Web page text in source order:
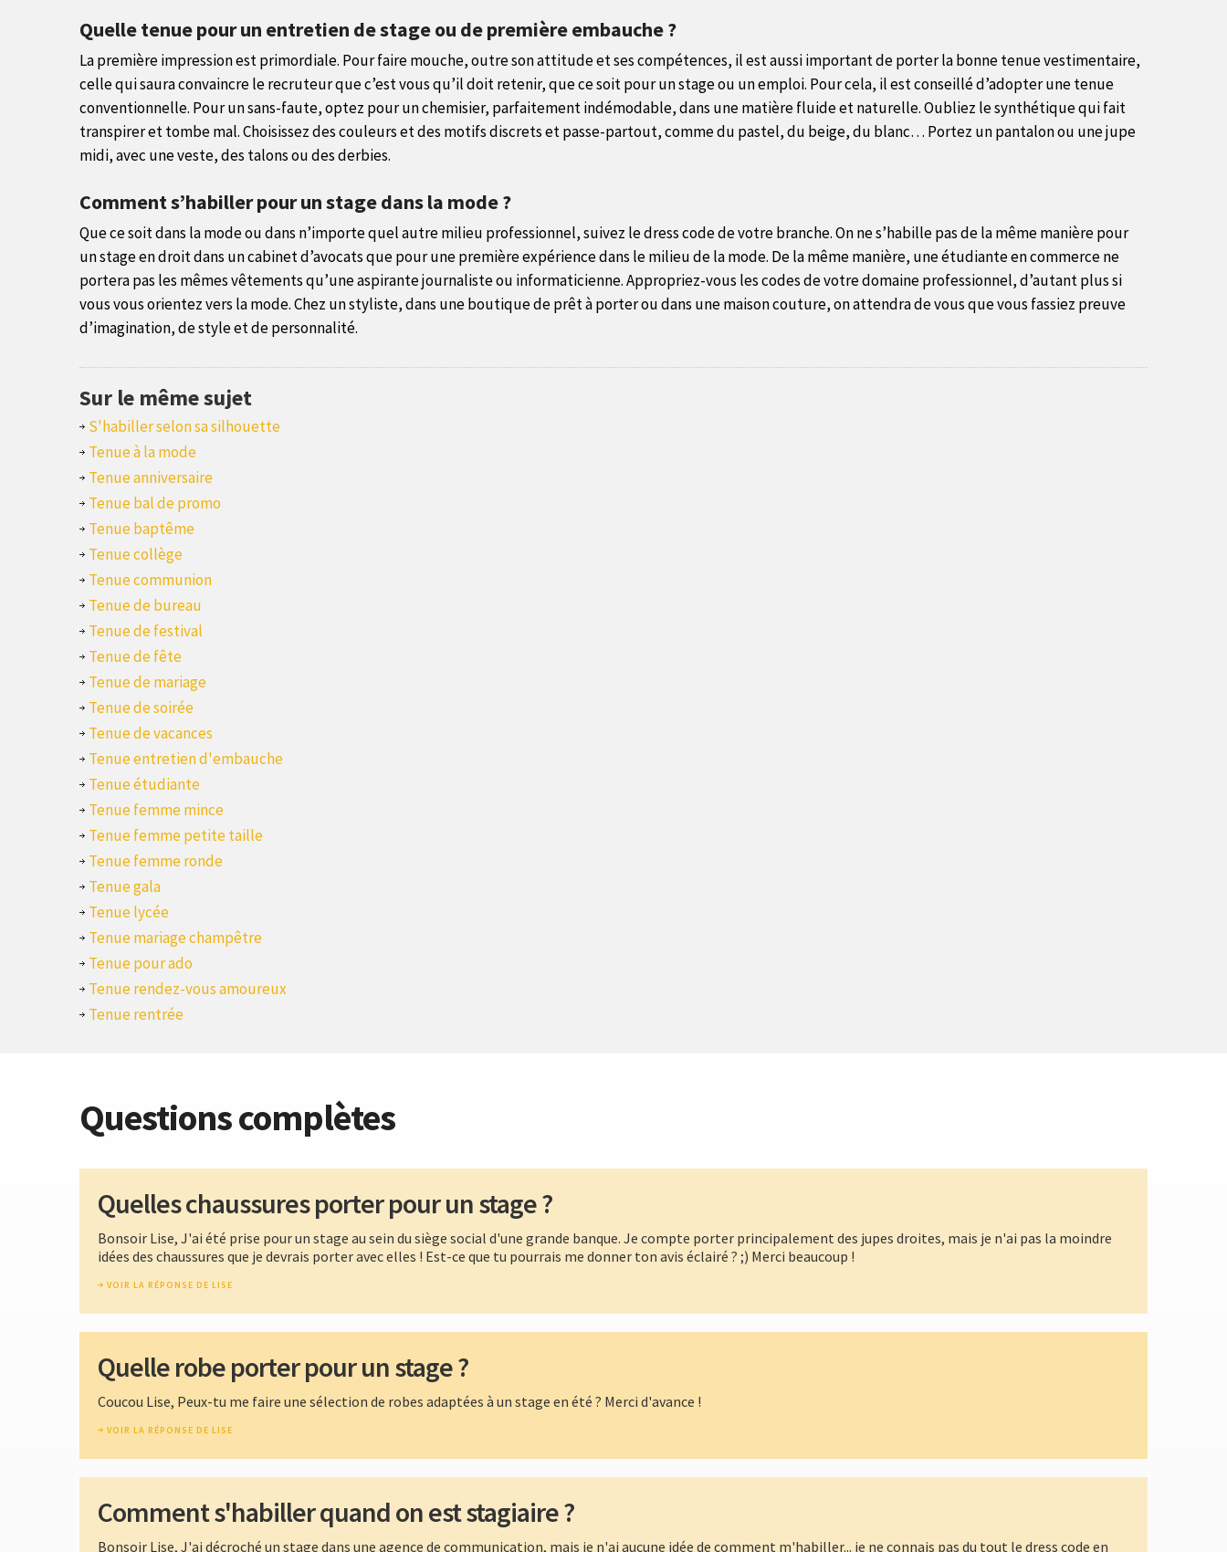
Quelle tenue pour un entretien de stage ou de première embauche ?
La première impression est primordiale. Pour faire mouche, outre son attitude et ses compétences, il est aussi important de porter la bonne tenue vestimentaire,
celle qui saura convaincre le recruteur que c’est vous qu’il doit retenir, que ce soit pour un stage ou un emploi. Pour cela, il est conseillé d’adopter une tenue
conventionnelle. Pour un sans-faute, optez pour un chemisier, parfaitement indémodable, dans une matière fluide et naturelle. Oubliez le synthétique qui fait
transpirer et tombe mal. Choisissez des couleurs et des motifs discrets et passe-partout, comme du pastel, du beige, du blanc… Portez un pantalon ou une jupe
midi, avec une veste, des talons ou des derbies.
Comment s’habiller pour un stage dans la mode ?
Que ce soit dans la mode ou dans n’importe quel autre milieu professionnel, suivez le dress code de votre branche. On ne s’habille pas de la même manière pour
un stage en droit dans un cabinet d’avocats que pour une première expérience dans le milieu de la mode. De la même manière, une étudiante en commerce ne
portera pas les mêmes vêtements qu’une aspirante journaliste ou informaticienne. Appropriez-vous les codes de votre domaine professionnel, d’autant plus si
vous vous orientez vers la mode. Chez un styliste, dans une boutique de prêt à porter ou dans une maison couture, on attendra de vous que vous fassiez preuve
d’imagination, de style et de personnalité.
Sur le même sujet
S'habiller selon sa silhouette
Tenue à la mode
Tenue anniversaire
Tenue bal de promo
Tenue baptême
Tenue collège
Tenue communion
Tenue de bureau
Tenue de festival
Tenue de fête
Tenue de mariage
Tenue de soirée
Tenue de vacances
Tenue entretien d'embauche
Tenue étudiante
Tenue femme mince
Tenue femme petite taille
Tenue femme ronde
Tenue gala
Tenue lycée
Tenue mariage champêtre
Tenue pour ado
Tenue rendez-vous amoureux
Tenue rentrée
Questions complètes
Quelles chaussures porter pour un stage ?
Bonsoir Lise, J'ai été prise pour un stage au sein du siège social d'une grande banque. Je compte porter principalement des jupes droites, mais je n'ai pas la moindre
idées des chaussures que je devrais porter avec elles ! Est-ce que tu pourrais me donner ton avis éclairé ? ;) Merci beaucoup !
VOIR LA RÉPONSE DE LISE
Quelle robe porter pour un stage ?
Coucou Lise, Peux-tu me faire une sélection de robes adaptées à un stage en été ? Merci d'avance !
VOIR LA RÉPONSE DE LISE
Comment s'habiller quand on est stagiaire ?
Bonsoir Lise, J'ai décroché un stage dans une agence de communication, mais je n'ai aucune idée de comment m'habiller... je ne connais pas du tout le dress code en